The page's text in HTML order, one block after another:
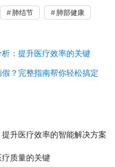
肺结节
肺部健康
：提升医疗效率的关键
？完整指南帮你轻松搞定
升医疗效率的智能解决方案
质量的关键